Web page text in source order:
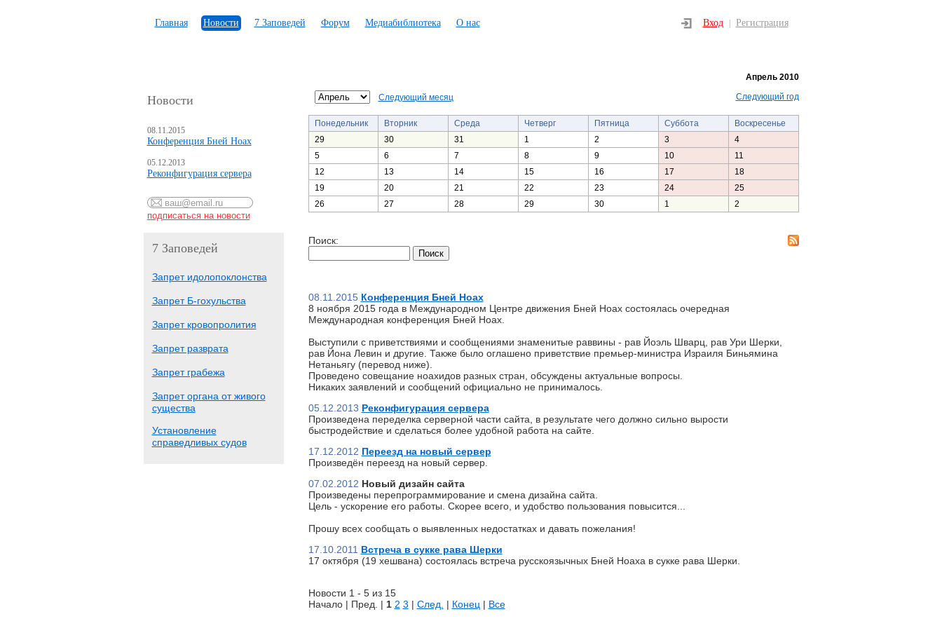
Главная Новости 7 Заповедей Форум Медиабиблиотека О нас Вход Регистрация
Новости
08.11.2015
Конференция Бней Ноах
05.12.2013
Реконфигурация сервера
7 Заповедей
Запрет идолопоклонства
Запрет Б-гохульства
Запрет кровопролития
Запрет разврата
Запрет грабежа
Запрет органа от живого
существа
Установление
справедливых судов
Апрель 2010
Следующий месяц Следующий год
Понедельник Вторник Среда Четверг Пятница Суббота
Воскресенье
29
30 31 1 2 3
4
5
6 7 8 9 10
11
12
13 14 15 16 17
18
19
20 21 22 23 24
25
26
27 28 29 30 1 2
Поиск:
08.11.2015 Конференция Бней Ноах
8 ноября 2015 года в Международном Центре движения Бней Ноах состоялась очередная
Международная конференция Бней Ноах.
Выступили с приветствиями и сообщениями знаменитые раввины - рав Йоэль Шварц, рав Ури Шерки,
рав Йона Левин и другие. Также было оглашено приветствие премьер-министра Израиля Биньямина
Нетаньягу (перевод ниже).
Проведено совещание ноахидов разных стран, обсуждены актуальные вопросы.
Никаких заявлений и сообщений официально не принималось.
05.12.2013 Реконфигурация сервера
Произведена переделка серверной части сайта, в результате чего должно сильно вырости
быстродействие и сделаться более удобной работа на сайте.
17.12.2012 Переезд на новый сервер
Произведён переезд на новый сервер.
07.02.2012 Новый дизайн сайта
Произведены перепрограммирование и смена дизайна сайта.
Цель - ускорение его работы. Скорее всего, и удобство пользования повысится...
Прошу всех сообщать о выявленных недостатках и давать пожелания!
17.10.2011 Встреча в сукке рава Шерки
17 октября (19 хешвана) состоялась встреча русскоязычных Бней Ноаха в сукке рава Шерки.
Новости 1 - 5 из 15
Начало | Пред. | 1 2 3 | След. | Конец | Все